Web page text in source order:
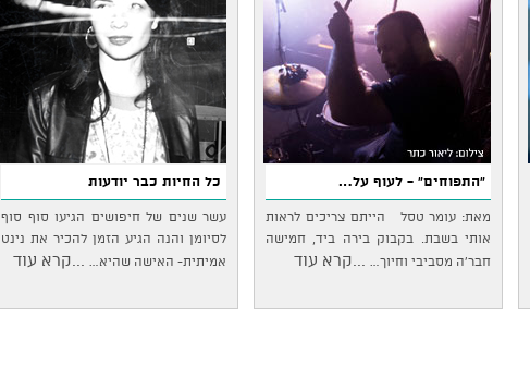
"התפוחים" - לעוף על…
מאת: עומר טסל הייתם צריכים לראות
אותי בשבת. בקבוק בירה ביד, חמישה
חבר'ה מסביבי וחיוך…
...קרא עוד
כל החיות כבר יודעות
עשר שנים של חיפושים הגיעו סוף סוף
לסיומן והנה הגיע הזמן להכיר את נינט
אמיתית- האישה שהיא…
...קרא עוד